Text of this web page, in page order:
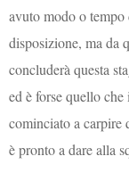
avuto modo o
disposizione, ma da
concluderà questa
ed è forse quello
cominciato a carpire
è pronto a dare alla